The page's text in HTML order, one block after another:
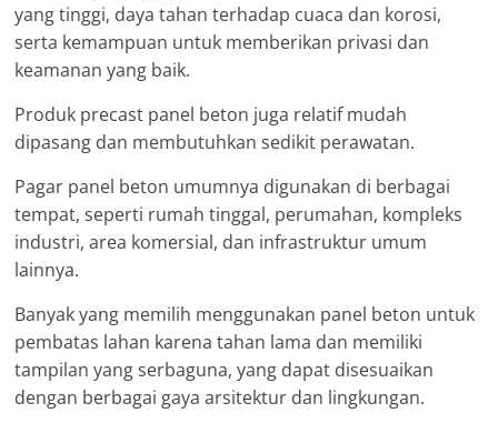
yang tinggi, daya tahan terhadap cuaca dan korosi,
serta kemampuan untuk memberikan privasi dan
keamanan yang baik.
Produk precast panel beton juga relatif mudah
dipasang dan membutuhkan sedikit perawatan.
Pagar panel beton umumnya digunakan di berbagai
tempat, seperti rumah tinggal, perumahan, kompleks
industri, area komersial, dan infrastruktur umum
lainnya.
Banyak yang memilih menggunakan panel beton untuk
pembatas lahan karena tahan lama dan memiliki
tampilan yang serbaguna, yang dapat disesuaikan
dengan berbagai gaya arsitektur dan lingkungan.